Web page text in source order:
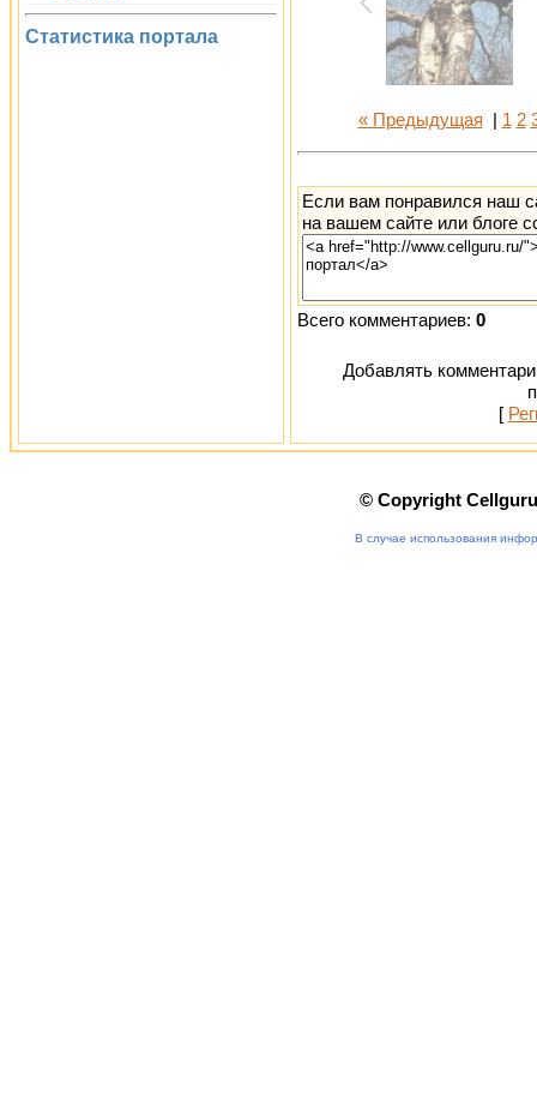
Статистика портала
« Предыдущая 1 2
Если вам понравился наш
на вашем сайте или блоге
Всего комментариев: 0
Добавлять
[
© Copyright
В случае использования